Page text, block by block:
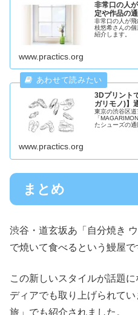
非常口の人
定や作品の
非常口の人が
枝悠希さんの
紹介します。
www.practics.org
3Dプリント
ガリモノ)】
東京の渋谷区
「
たシューズの通
www.practics.org
まとめ
渋谷・道玄坂あ「自分焼き
で焼いて食べるという鰻屋で
この新しいスタイルが話題
ディアでも取り上げられて
旅」でも紹介されました。